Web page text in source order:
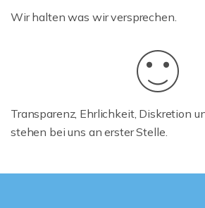
Wir halten was wir versprechen.
Transparenz, Ehrlichkeit, Diskretion
stehen bei uns an erster Stelle.